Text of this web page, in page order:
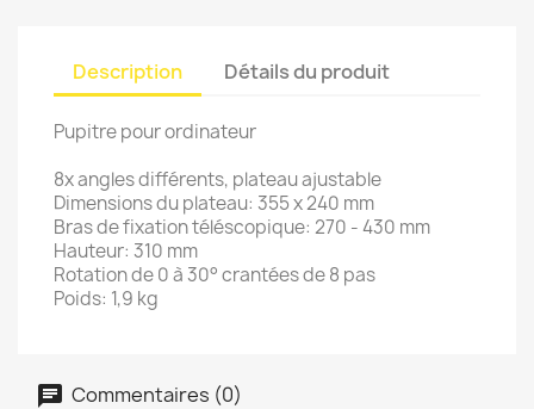
Description Détails du produit
Pupitre pour ordinateur
8x angles différents, plateau ajustable
Dimensions du plateau: 355 x 240 mm
Bras de fixation téléscopique: 270 - 430 mm
Hauteur: 310 mm
Rotation de 0 à 30° crantées de 8 pas
Poids: 1,9 kg
Commentaires (0)